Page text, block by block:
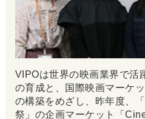
VIPOは世界の映画業界で活
の育成と、国際映画マーケ
の構築をめざし、昨年度、
祭」の企画マーケット「